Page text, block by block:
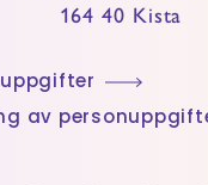
164 40 Kista
av